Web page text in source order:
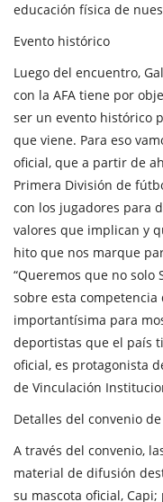
educación física de
Evento histórico
Luego del encuentro,
con la AFA tiene por
ser un evento histórico
que viene. Para eso
oficial, que a partir de
Primera División de
con los jugadores para
valores que implican y
hito que nos marque
“Queremos que no solo
sobre esta
importantísima para
deportistas que el país
oficial, es protagonista
de Vinculación
Detalles del convenio
A través del convenio,
material de difusión
su mascota oficial,